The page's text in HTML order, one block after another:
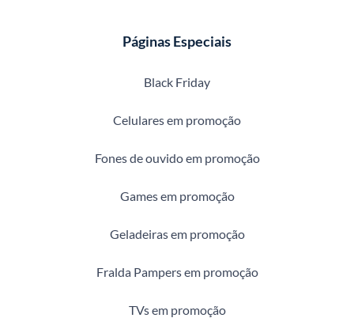
Páginas Especiais
Black Friday
Celulares em promoção
Fones de ouvido em promoção
Games em promoção
Geladeiras em promoção
Fralda Pampers em promoção
TVs em promoção